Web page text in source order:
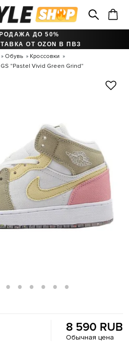
ДО 50%
ОТ OZON В ПВЗ
Обувь
Кроссовки
"Pastel Vivid Green Grind"
8 590 RUB
Обычная цена